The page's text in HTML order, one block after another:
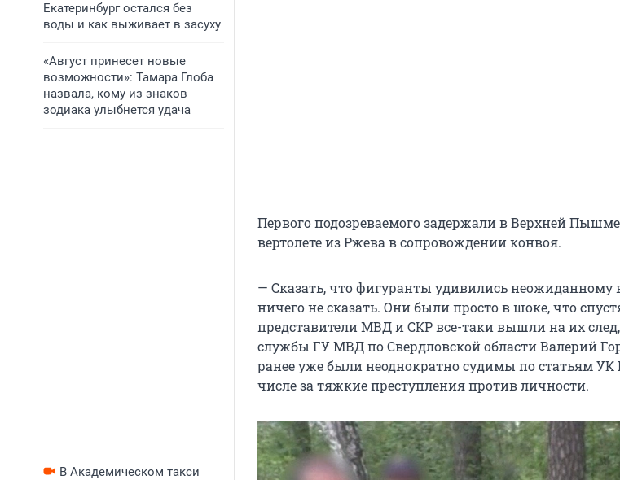
Екатеринбург остался без
воды и как выживает в засуху
«Август принесет новые
возможности»: Тамара Глоба
назвала, кому из знаков
зодиака улыбнется удача
В Академическом такси
Первого подозреваемого задержали в Верхней
вертолете из Ржева в сопровождении конвоя.
— Сказать, что фигуранты удивились неожиданному
ничего не сказать. Они были просто в шоке, что
представители МВД и СКР все-таки вышли на их след,
службы ГУ МВД по Свердловской области Валерий
ранее уже были неоднократно судимы по статьям
числе за тяжкие преступления против личности.